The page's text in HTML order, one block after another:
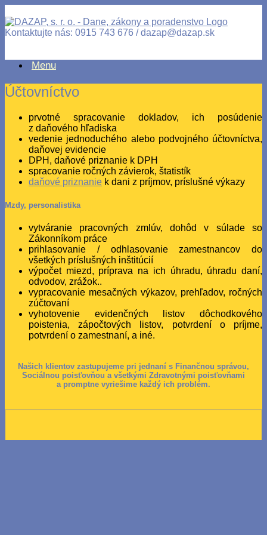
Kontaktujte nás: 0915 743 676 / dazap@dazap.sk
Menu
Účtovníctvo
prvotné spracovanie dokladov, ich posúdenie
z daňového hľadiska
vedenie jednoduchého alebo podvojného účtovníctva,
daňovej evidencie
DPH, daňové priznanie k DPH
spracovanie ročných závierok, štatistík
daňové priznanie k dani z príjmov, príslušné výkazy
Mzdy, personalistika
vytváranie pracovných zmlúv, dohôd v súlade so
Zákonníkom práce
prihlasovanie / odhlasovanie zamestnancov do
všetkých príslušných inštitúcií
výpočet miezd, príprava na ich úhradu, úhradu daní,
odvodov, zrážok..
vypracovanie mesačných výkazov, prehľadov, ročných
zúčtovaní
vyhotovenie evidenčných listov dôchodkového
poistenia, zápočtových listov, potvrdení o príjme,
potvrdení o zamestnaní, a iné.
Našich klientov zastupujeme pri jednaní s Finančnou správou,
Sociálnou poisťovňou a všetkými Zdravotnými poisťovňami
a promptne vyriešime každý ich problém.